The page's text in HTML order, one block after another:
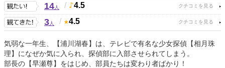
14人 / 4.5
3人 / 4.5
気弱な一年生、【浦川湖春】は、テレビで有名な少女探偵【相月珠
理】になぜか気に入られ、探偵部に入部させられてしまう。
部長の【早瀬尊】をはじめ、部員たちは変わり者ばかり！